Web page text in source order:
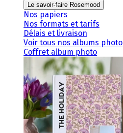
Le savoir-faire Rosemood
Nos papiers
Nos formats et tarifs
Délais et livraison
Voir tous nos albums photo
Coffret album photo